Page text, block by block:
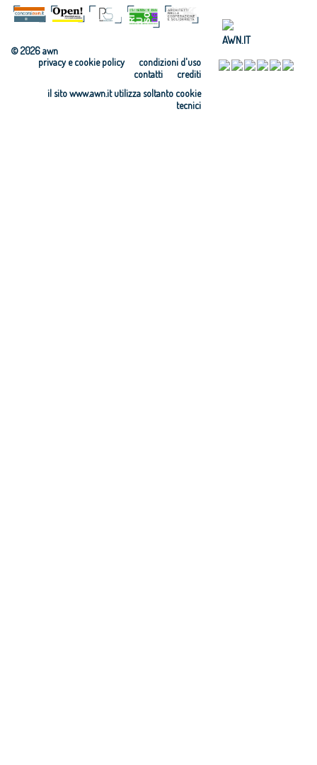
© 2026 awn
condizioni d'uso
privacy e cookie policy
crediti
contatti
il sito www.awn.it utilizza soltanto cookie
tecnici
AWN.IT